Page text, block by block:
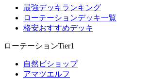
最強デッキランキング
ローテーションデッキ一覧
格安おすすめデッキ
ローテーションTier1
自然ビショップ
アマツエルフ